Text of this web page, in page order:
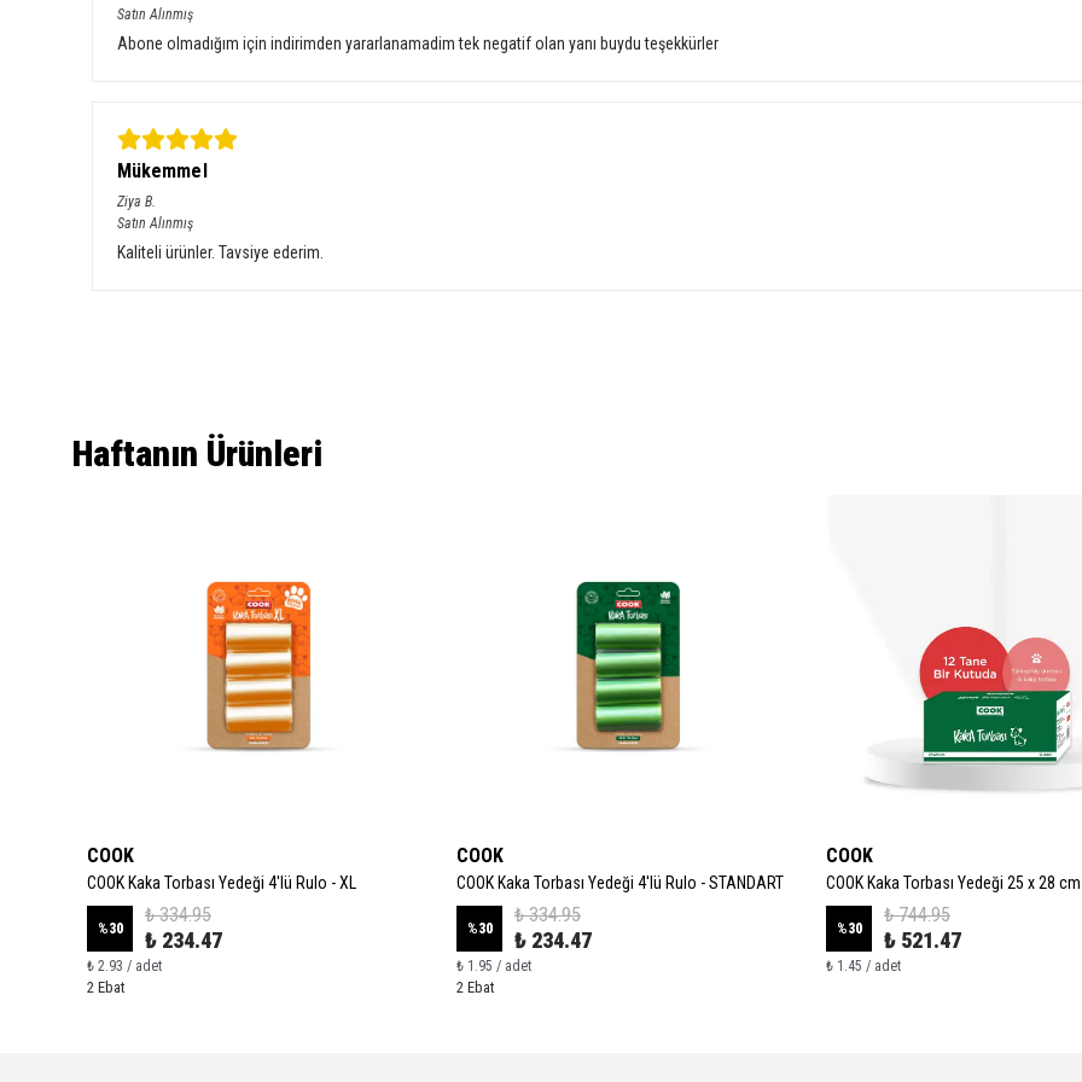
Satın Alınmış
Abone olmadığım için indirimden yararlanamadim tek negatif olan yanı buydu teşekkürler
Mükemmel
Ziya B.
Satın Alınmış
Kaliteli ürünler. Tavsiye ederim.
Haftanın Ürünleri
COOK
COOK Kaka Torbası Yedeği 4'lü Rulo - XL
%30
₺ 334.95
₺ 234.47
₺ 2.93 / adet
2 Ebat
COOK
COOK Kaka Torbası Yedeği 4'lü Rulo - STANDART
%30
₺ 334.95
₺ 234.47
₺ 1.95 / adet
2 Ebat
COOK
COOK Kaka Torbası Yedeği 25 x 28
%30
₺ 744.95
₺ 521.47
₺ 1.45 / adet